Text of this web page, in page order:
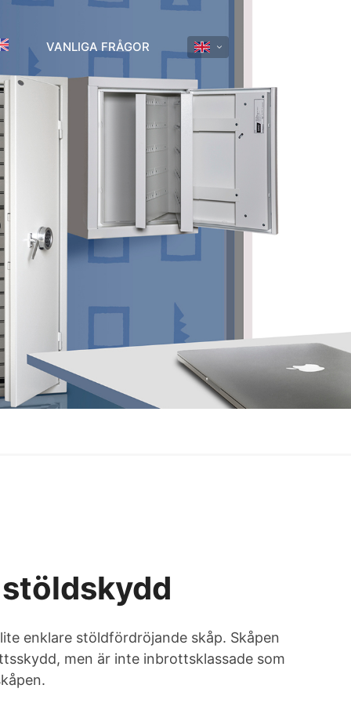
VANLIGA FRÅGOR
enklare stöldfördröjande skåp. Skåpen
men är inte inbrottsklassade som